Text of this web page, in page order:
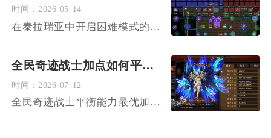
时间： 2026-05-14
在泰拉瑞亚中开启困难模式的核心结果是击败血肉墙，这一行为会彻...
全民奇迹战士加点如何平衡能力
时间： 2026-07-12
全民奇迹战士平衡能力最优加点标准为力量1400点、敏捷250...